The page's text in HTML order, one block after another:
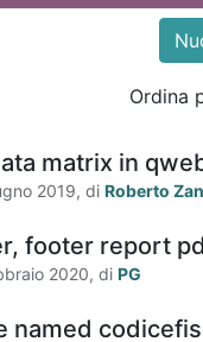
Ordina
matrix in
2019, di Roberto
footer report
2020, di PG
named